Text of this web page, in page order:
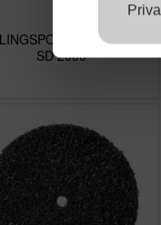
Spanndorn
SD 2000